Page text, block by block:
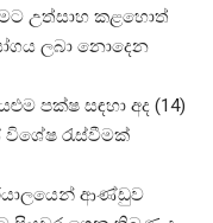
උත්සාහ කළහොත්
ලබා නොදෙන
පක්ෂ සඳහා අද (14)
රැස්වීමක්
ආණ්ඩුව